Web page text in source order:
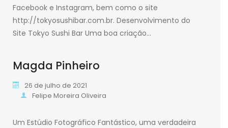
Facebook e Instagram, bem como o site
http://tokyosushibar.com.br. Desenvolvimento do
Site Tokyo Sushi Bar Uma boa criação…
Leia mais
Magda Pinheiro
26 de julho de 2021
Felipe Moreira Oliveira
Um Estúdio Fotográfico Fantástico, uma verdadeira